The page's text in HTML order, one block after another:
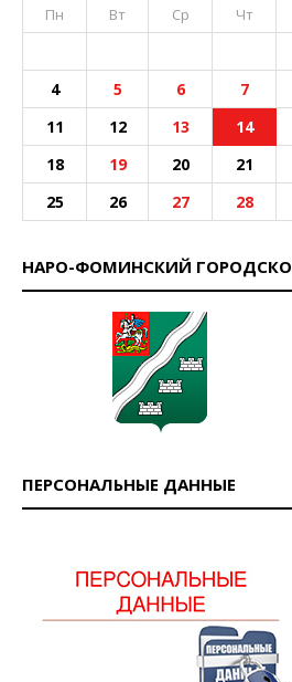
Пн
Вт Ср Чт
4
5 6 7
11
12 13 14
18
19 20 21
25
26 27 28
НАРО-ФОМИНСКИЙ
ПЕРСОНАЛЬНЫЕ ДАННЫЕ